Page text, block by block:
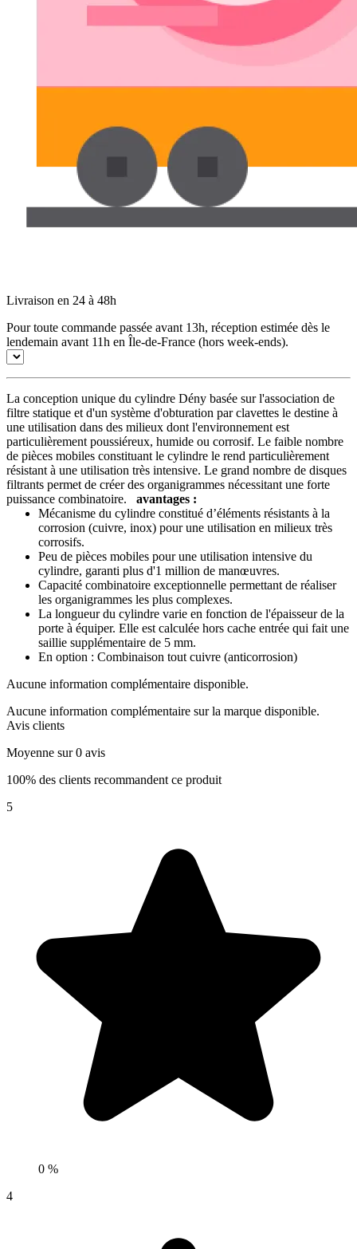
Livraison en 24 à 48h
Pour toute commande passée avant 13h, réception estimée dès le
lendemain avant 11h en Île-de-France (hors week-ends).
La conception unique du cylindre Dény basée sur l'association de
filtre statique et d'un système d'obturation par clavettes le destine à
une utilisation dans des milieux dont l'environnement est
particulièrement poussiéreux, humide ou corrosif. Le faible nombre
de pièces mobiles constituant le cylindre le rend particulièrement
résistant à une utilisation très intensive. Le grand nombre de disques
filtrants permet de créer des organigrammes nécessitant une forte
puissance combinatoire. avantages :
Mécanisme du cylindre constitué d’éléments résistants à la
corrosion (cuivre, inox) pour une utilisation en milieux très
corrosifs.
Peu de pièces mobiles pour une utilisation intensive du
cylindre, garanti plus d'1 million de manœuvres.
Capacité combinatoire exceptionnelle permettant de réaliser
les organigrammes les plus complexes.
La longueur du cylindre varie en fonction de l'épaisseur de la
porte à équiper. Elle est calculée hors cache entrée qui fait une
saillie supplémentaire de 5 mm.
En option : Combinaison tout cuivre (anticorrosion)
Aucune information complémentaire disponible.
Aucune information complémentaire sur la marque disponible.
Avis clients
Moyenne sur 0 avis
100% des clients recommandent ce produit
5
0 %
4